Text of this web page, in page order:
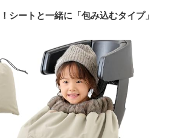
シートと一緒に「包み込むタイプ」